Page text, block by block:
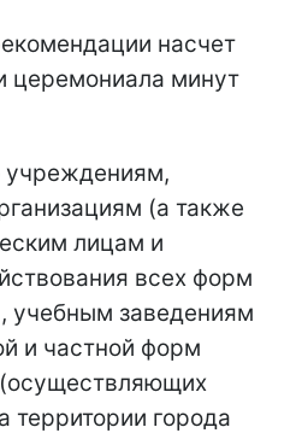
насчет
церемониала минут
учреждениям,
(а также
лицам и
всех форм
учебным заведениям
и частной форм
территории города